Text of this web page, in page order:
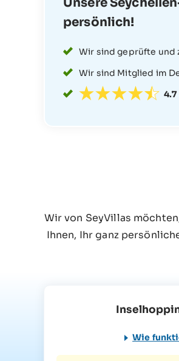
persönlich!
Wir sind geprüfte
Wir sind Mitglied im
Wir von SeyVillas
Ihnen, Ihr ganz
Wie